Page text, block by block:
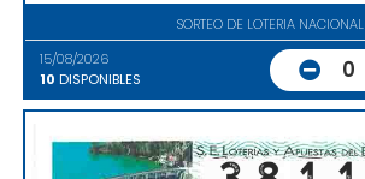
SORTEO DE LOTERIA NACIONAL
15/08/2026
10 DISPONIBLES 0